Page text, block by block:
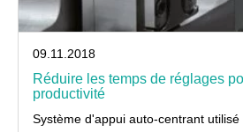
09.11.2018
Réduire les temps de réglages
productivité
Système d'appui auto-centrant